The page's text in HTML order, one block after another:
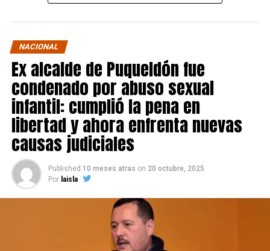
NACIONAL
Ex alcalde de Puqueldón fue
condenado por abuso sexual
infantil: cumplió la pena en
libertad y ahora enfrenta nuevas
causas judiciales
Published 10 meses atras on 20 octubre, 2025
Por laisla